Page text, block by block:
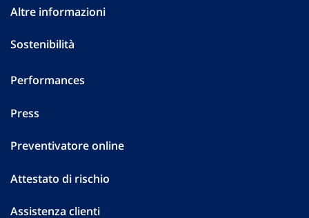
Altre informazioni
Sostenibilità
Performances
Press
Preventivatore online
Attestato di rischio
Assistenza clienti